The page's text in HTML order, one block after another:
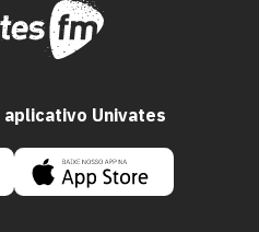
aplicativo Univates